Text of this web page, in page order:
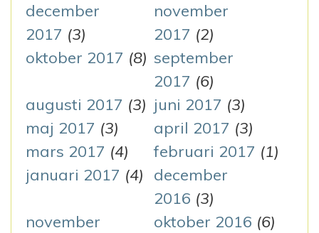
december
2017 (3)
november
2017 (2)
oktober 2017 (8) september
2017 (6)
augusti 2017 (3) juni 2017 (3)
maj 2017 (3) april 2017 (3)
mars 2017 (4) februari 2017 (1)
januari 2017 (4)
december
2016 (3)
november
oktober 2016 (6)